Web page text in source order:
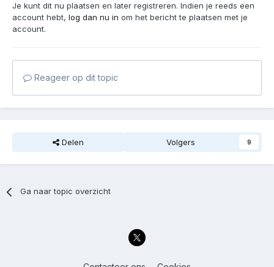
Je kunt dit nu plaatsen en later registreren. Indien je reeds een
account hebt, log dan nu in om het bericht te plaatsen met je
account.
Reageer op dit topic
Delen Volgers 9
Ga naar topic overzicht